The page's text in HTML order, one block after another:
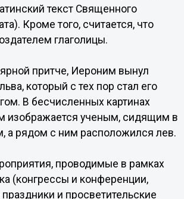
текст Священного
Кроме того, считается, что
глаголицы.
притче, Иероним вынул
который с тех пор стал его
В бесчисленных картинах
изображается ученым, сидящим в
а рядом с ним расположился лев.
проводимые в рамках
(конгрессы и конференции,
и просветительские